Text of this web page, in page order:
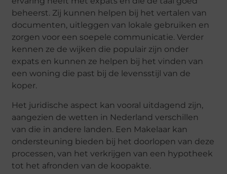
beheerst. Zij kunnen helpen bij het vertalen van
documenten, uitleggen van lokale gebruiken en
zorgen voor een soepele communicatie. Verder
kennen ze de wijken die populair zijn onder
expats en kunnen ze helpen bij het vinden van
een woning die past bij de levensstijl van de
koper.
Het juridische aspect kan vooral uitdagend zijn,
aangezien de wetten in Nederland verschillen
van die in andere landen. Een Makelaar kan
ondersteuning bieden bij het doorlopen van deze
processen, van het verkrijgen van een hypotheek
tot het afronden van de koopakte.